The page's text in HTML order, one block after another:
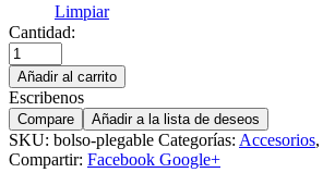
Limpiar
Cantidad:
Añadir al carrito
Escribenos
Compare Añadir a la lista de deseos
SKU: bolso-plegable Categorías: Accesorios,
Compartir: Facebook Google+